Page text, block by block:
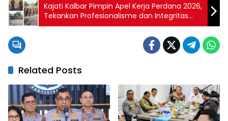
Kajati Kalbar Pimpin Apel Kerja Perdana 2026,
Tekankan Profesionalisme dan Integritas
Jaksa
Related Posts